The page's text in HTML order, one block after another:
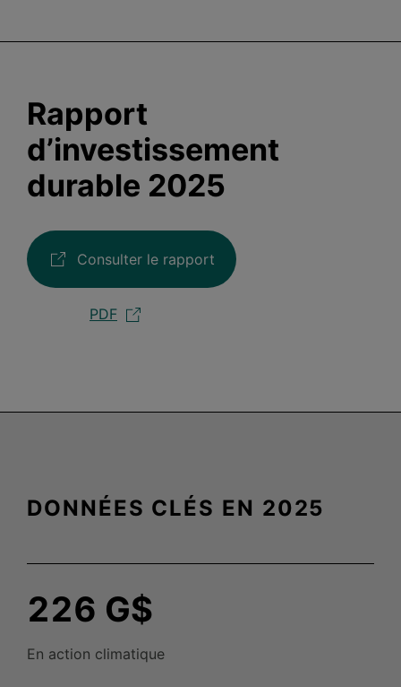
Rapport
d’investissement
durable 2025
Consulter le rapport
PDF
DONNÉES CLÉS EN 2025
226 G$
En action climatique